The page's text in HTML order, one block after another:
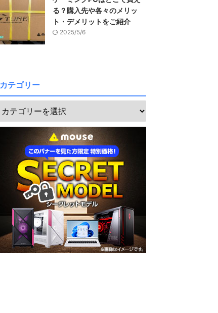
る？購入先や各々のメリッ
ト・デメリットをご紹介
2025/5/6
カテゴリー